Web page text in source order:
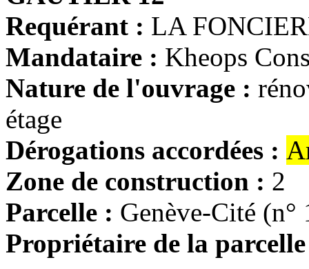
Requérant : LA
Mandataire : Kheops
Nature de l'ouvrage :
étage
Dérogations accordées :
Zone de construction : 2
Parcelle : Genève-Cité (n°
Propriétaire de la